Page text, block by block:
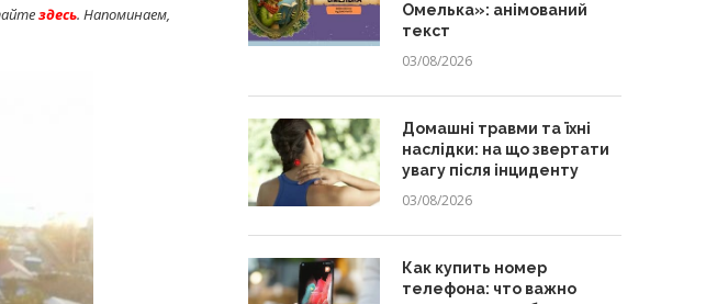
здесь. Напоминаем,
Омелька»: анімований
текст
03/08/2026
Домашні травми та їхні
наслідки: на що звертати
увагу після інциденту
03/08/2026
Как купить номер
телефона: что важно